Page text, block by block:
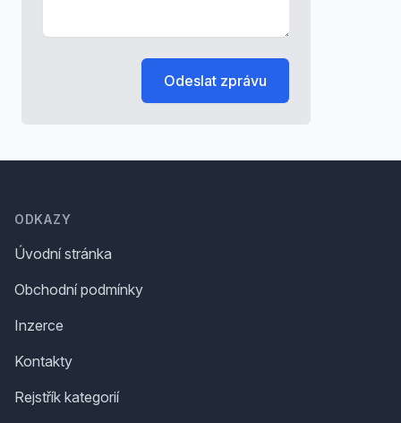
Odeslat zprávu
ODKAZY
Úvodní stránka
Obchodní podmínky
Inzerce
Kontakty
Rejstřík kategorií